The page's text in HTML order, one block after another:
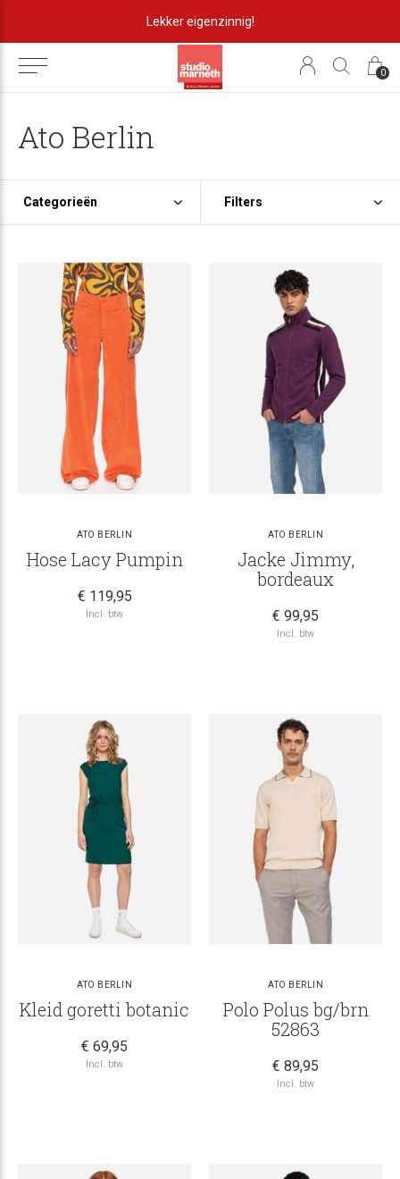
0
Lekker eigenzinnig!
Ato Berlin
Categorieën Filters
ATO BERLIN
Hose Lacy Pumpin
€ 119,95
Incl. btw
ATO BERLIN
Jacke Jimmy,
bordeaux
€ 99,95
Incl. btw
ATO BERLIN
Kleid goretti botanic
€ 69,95
Incl. btw
ATO BERLIN
Polo Polus bg/brn
52863
€ 89,95
Incl. btw